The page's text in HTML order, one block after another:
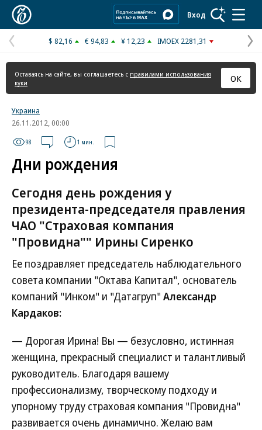
Вход
Предыдущая
страница
$ 82,16 € 94,83 ¥ 12,23 IMOEX 2281,31
Оставаясь на сайте, вы соглашаетесь с правилами использования
куки
ОК
Украина
26.11.2012, 00:00
98 1 мин.
Дни рождения
Сегодня день рождения у
президента-председателя правления
ЧАО "Страховая компания
"Провидна"" Ирины Сиренко
Ее поздравляет председатель наблюдательного
совета компании "Октава Капитал", основатель
компаний "Инком" и "Датагруп" Александр
Кардаков:
— Дорогая Ирина! Вы — безусловно, истинная
женщина, прекрасный специалист и талантливый
руководитель. Благодаря вашему
профессионализму, творческому подходу и
упорному труду страховая компания "Провидна"
развивается очень динамично. Желаю вам